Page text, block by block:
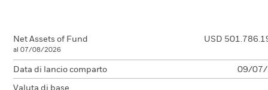
Net Assets of Fund
al 07/08/2026
USD
Data di lancio comparto 09/07/
Valuta di base